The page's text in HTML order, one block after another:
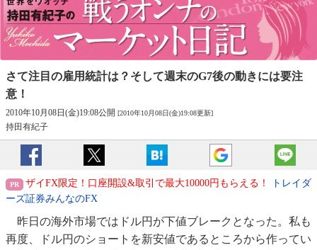
さて注目の雇用統計は？ そして週末のG7後の動きには要注
意！
2010年10月08日(金)19:08公開 [2010年10月08日(金)19:08更新]
持田有紀子
ザイFX限定！口座開設&取引で最大10000円もらえる！
トレイダ
ーズ証券みんなのFX
昨日の海外市場ではドル円が下値ブレークとなった。私も
再度、ドル円のショートを新安値であるところから作ってい